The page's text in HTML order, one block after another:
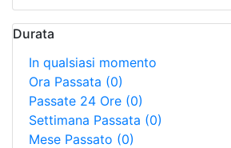
Durata
In qualsiasi momento
Ora Passata (0)
Passate 24 Ore (0)
Settimana Passata (0)
Mese Passato (0)